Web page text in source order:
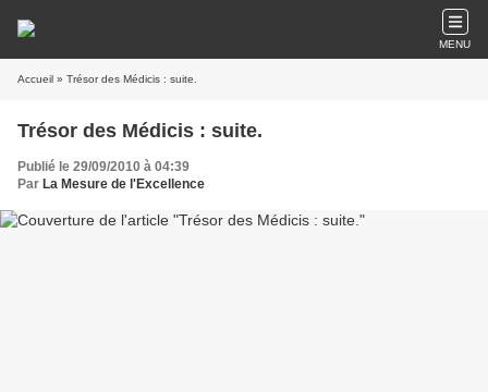
MENU
Accueil » Trésor des Médicis : suite.
Trésor des Médicis : suite.
Publié le 29/09/2010 à 04:39
Par La Mesure de l'Excellence